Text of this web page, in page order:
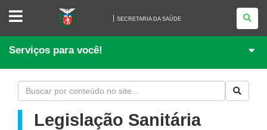
SECRETARIA
SECRETARIA DA SAÚDE
Serviços para você!
Legislação Sanitária